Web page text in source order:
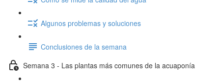
Algunos problemas y soluciones
Conclusiones de la semana
Semana 3 - Las plantas más comunes de la acuaponía